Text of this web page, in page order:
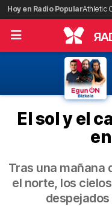
Saltar
al
contenido
Hoy en Radio PopularAthletic
R
El sol y el
Tras una mañana
el norte, los